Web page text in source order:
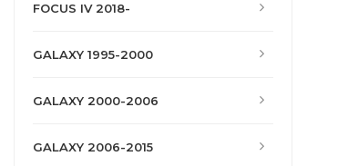
FOCUS IV 2018-
GALAXY 1995-2000
GALAXY 2000-2006
GALAXY 2006-2015